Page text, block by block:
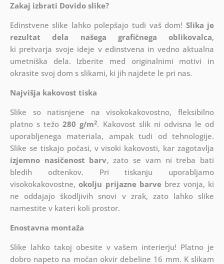
Zakaj izbrati Dovido slike?
Edinstvene slike lahko polepšajo tudi vaš dom! Slika je
rezultat dela našega grafičnega oblikovalca,
ki pretvarja svoje ideje v edinstvena in vedno aktualna
umetniška dela. Izberite med originalnimi motivi in
okrasite svoj dom s slikami, ki jih najdete le pri nas.
Najvišja kakovost tiska
Slike so natisnjene na visokokakovostno, fleksibilno
platno s težo280 g/m2. Kakovost slik ni odvisna le od
uporabljenega materiala, ampak tudi od tehnologije.
Slike se tiskajo počasi, v visoki kakovosti, kar zagotavlja
izjemno nasičenost barv, zato se vam ni treba bati
bledih odtenkov. Pri tiskanju uporabljamo
visokokakovostne,okolju prijazne barve brez vonja, ki
ne oddajajo škodljivih snovi v zrak, zato lahko slike
namestite v kateri koli prostor.
Enostavna montaža
Slike lahko takoj obesite v vašem interierju! Platno je
dobro napeto na močan okvir debeline 16 mm. K slikam